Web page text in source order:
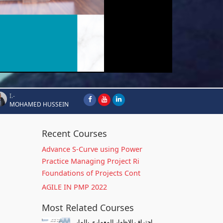
I.-
MOHAMED HUSSEIN
Recent Courses
Advance S-Curve using Power
Practice Managing Project Ri
Foundations of Projects Cont
AGILE IN PMP 2022
Most Related Courses